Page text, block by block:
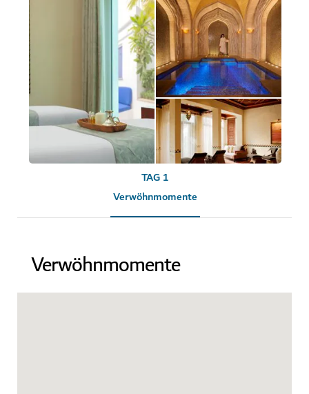
TAG 1
Verwöhnmomente
Verwöhnmomente